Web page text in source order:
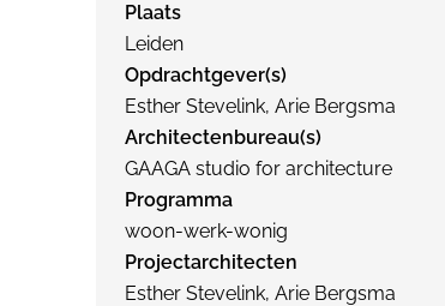
Plaats
Leiden
Opdrachtgever(s)
Esther Stevelink, Arie Bergsma
Architectenbureau(s)
GAAGA studio for architecture
Programma
woon-werk-wonig
Projectarchitecten
Esther Stevelink, Arie Bergsma